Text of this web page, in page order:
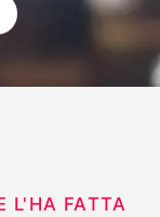
L'HA FATTA